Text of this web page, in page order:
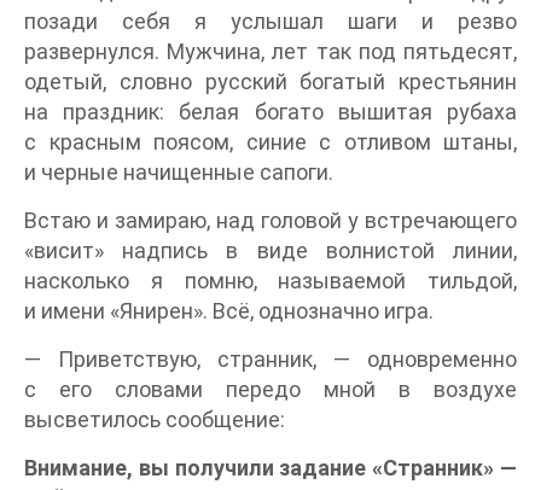
позади себя я услышал шаги и резво
развернулся. Мужчина, лет так под пятьдесят,
одетый, словно русский богатый крестьянин
на праздник: белая богато вышитая рубаха
с красным поясом, синие с отливом штаны,
и черные начищенные сапоги.
Встаю и замираю, над головой у встречающего
«висит» надпись в виде волнистой линии,
насколько я помню, называемой тильдой,
и имени «Янирен». Всё, однозначно игра.
— Приветствую, странник, — одновременно
с его словами передо мной в воздухе
высветилось сообщение:
Внимание, вы получили задание «Странник» —